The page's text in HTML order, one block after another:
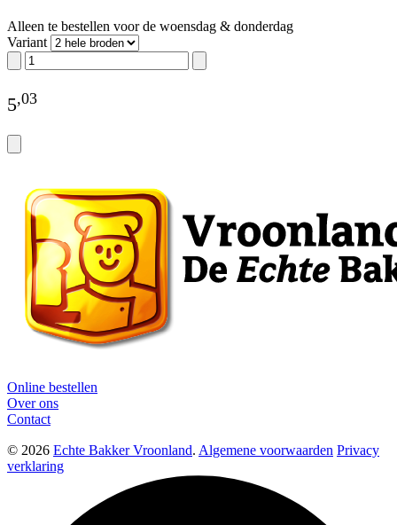
Alleen te bestellen voor de woensdag & donderdag
Variant
5,03
Online bestellen
Over ons
Contact
© 2026 Echte Bakker Vroonland. Algemene voorwaarden Privacy
verklaring